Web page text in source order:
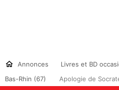
Annonces Livres et BD
Bas-Rhin (67)
Apologie de